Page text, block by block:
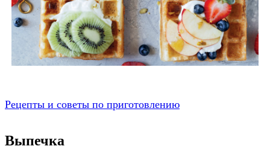
Рецепты и советы по приготовлению
Выпечка